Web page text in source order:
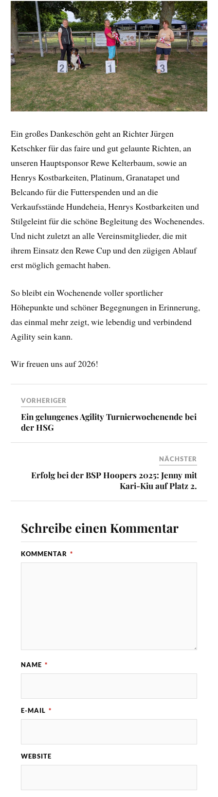
Ein großes Dankeschön geht an Richter Jürgen
Ketschker für das faire und gut gelaunte Richten, an
unseren Hauptsponsor Rewe Kelterbaum, sowie an
Henrys Kostbarkeiten, Platinum, Granatapet und
Belcando für die Futterspenden und an die
Verkaufsstände Hundeheia, Henrys Kostbarkeiten und
Stilgeleint für die schöne Begleitung des Wochenendes.
Und nicht zuletzt an alle Vereinsmitglieder, die mit
ihrem Einsatz den Rewe Cup und den zügigen Ablauf
erst möglich gemacht haben.
So bleibt ein Wochenende voller sportlicher
Höhepunkte und schöner Begegnungen in Erinnerung,
das einmal mehr zeigt, wie lebendig und verbindend
Agility sein kann.
Wir freuen uns auf 2026!
VORHERIGER
Ein gelungenes Agility Turnierwochenende bei
der HSG
NÄCHSTER
Erfolg bei der BSP Hoopers 2025: Jenny mit
Kari-Kiu auf Platz 2.
Schreibe einen Kommentar
KOMMENTAR *
NAME *
E-MAIL *
WEBSITE